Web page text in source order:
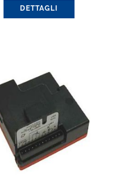
ARIA/GAS
DETTAGLI